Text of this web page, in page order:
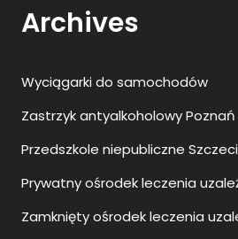
Zastrzyk antyalkoholowy Poznań
Prywatny ośrodek leczenia
Zamknięty ośrodek leczenia
Najlepsze animacje dla dzieci
Ranking agencji SEO w Polsce
Toksyna botulinowa